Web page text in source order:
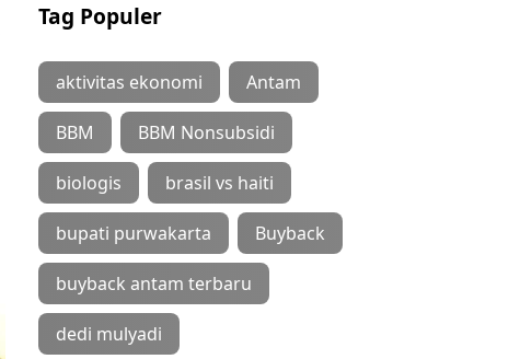
Tag Populer
aktivitas ekonomi Antam
BBM BBM Nonsubsidi
biologis brasil vs haiti
bupati purwakarta Buyback
buyback antam terbaru
dedi mulyadi